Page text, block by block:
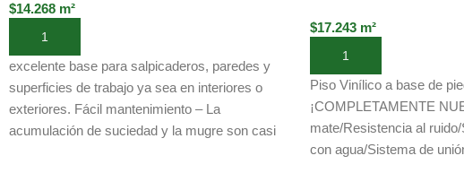
$14.268 m²
Añadir al carrito
excelente base para salpicaderos, paredes y
superficies de trabajo ya sea en interiores o
exteriores. Fácil mantenimiento – La
acumulación de suciedad y la mugre son casi
$17.243 m²
Añadir al carrito
Piso Vinílico a base de
¡COMPLETAMENTE
mate/Resistencia al
con agua/Sistema de